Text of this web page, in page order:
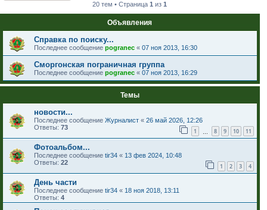
20 тем • Страница1 из1
Объявления
Справка по поиску...
Последнее сообщение pogranec « 07 ноя 2013, 16:30
Сморгонская пограничная группа
Последнее сообщение pogranec « 07 ноя 2013, 16:29
Темы
новости...
Последнее сообщение Журналист « 26 май 2026, 12:26
Ответы: 73 1 8 9 10 11
Фотоальбом...
Последнее сообщение tir34 « 13 фев 2024, 10:48
Ответы: 22 1 2 3 4
День части
Последнее сообщение tir34 « 18 ноя 2018, 13:11
Ответы: 4